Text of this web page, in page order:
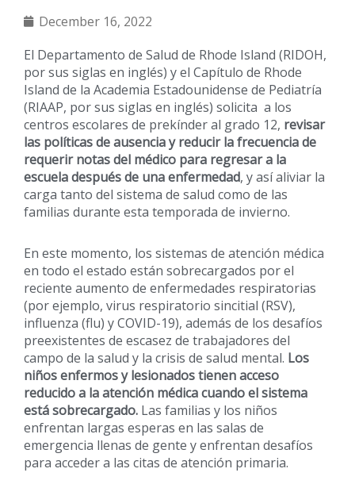
December 16, 2022
El Departamento de Salud de Rhode Island (RIDOH,
por sus siglas en inglés) y el Capítulo de Rhode
Island de la Academia Estadounidense de Pediatría
(RIAAP, por sus siglas en inglés) solicita a los
centros escolares de prekínder al grado 12, revisar
las políticas de ausencia y reducir la frecuencia de
requerir notas del médico para regresar a la
escuela después de una enfermedad, y así aliviar la
carga tanto del sistema de salud como de las
familias durante esta temporada de invierno.
En este momento, los sistemas de atención médica
en todo el estado están sobrecargados por el
reciente aumento de enfermedades respiratorias
(por ejemplo, virus respiratorio sincitial (RSV),
influenza (flu) y COVID-19), además de los desafíos
preexistentes de escasez de trabajadores del
campo de la salud y la crisis de salud mental. Los
niños enfermos y lesionados tienen acceso
reducido a la atención médica cuando el sistema
está sobrecargado. Las familias y los niños
enfrentan largas esperas en las salas de
emergencia llenas de gente y enfrentan desafíos
para acceder a las citas de atención primaria.